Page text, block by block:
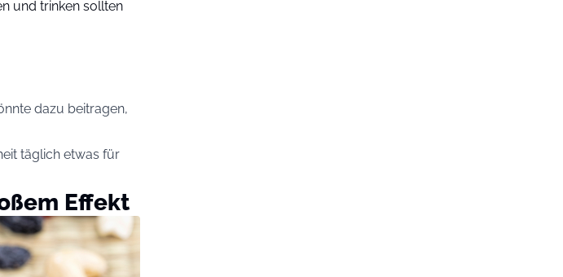
und trinken sollten
dazu beitragen,
täglich etwas für
Effekt